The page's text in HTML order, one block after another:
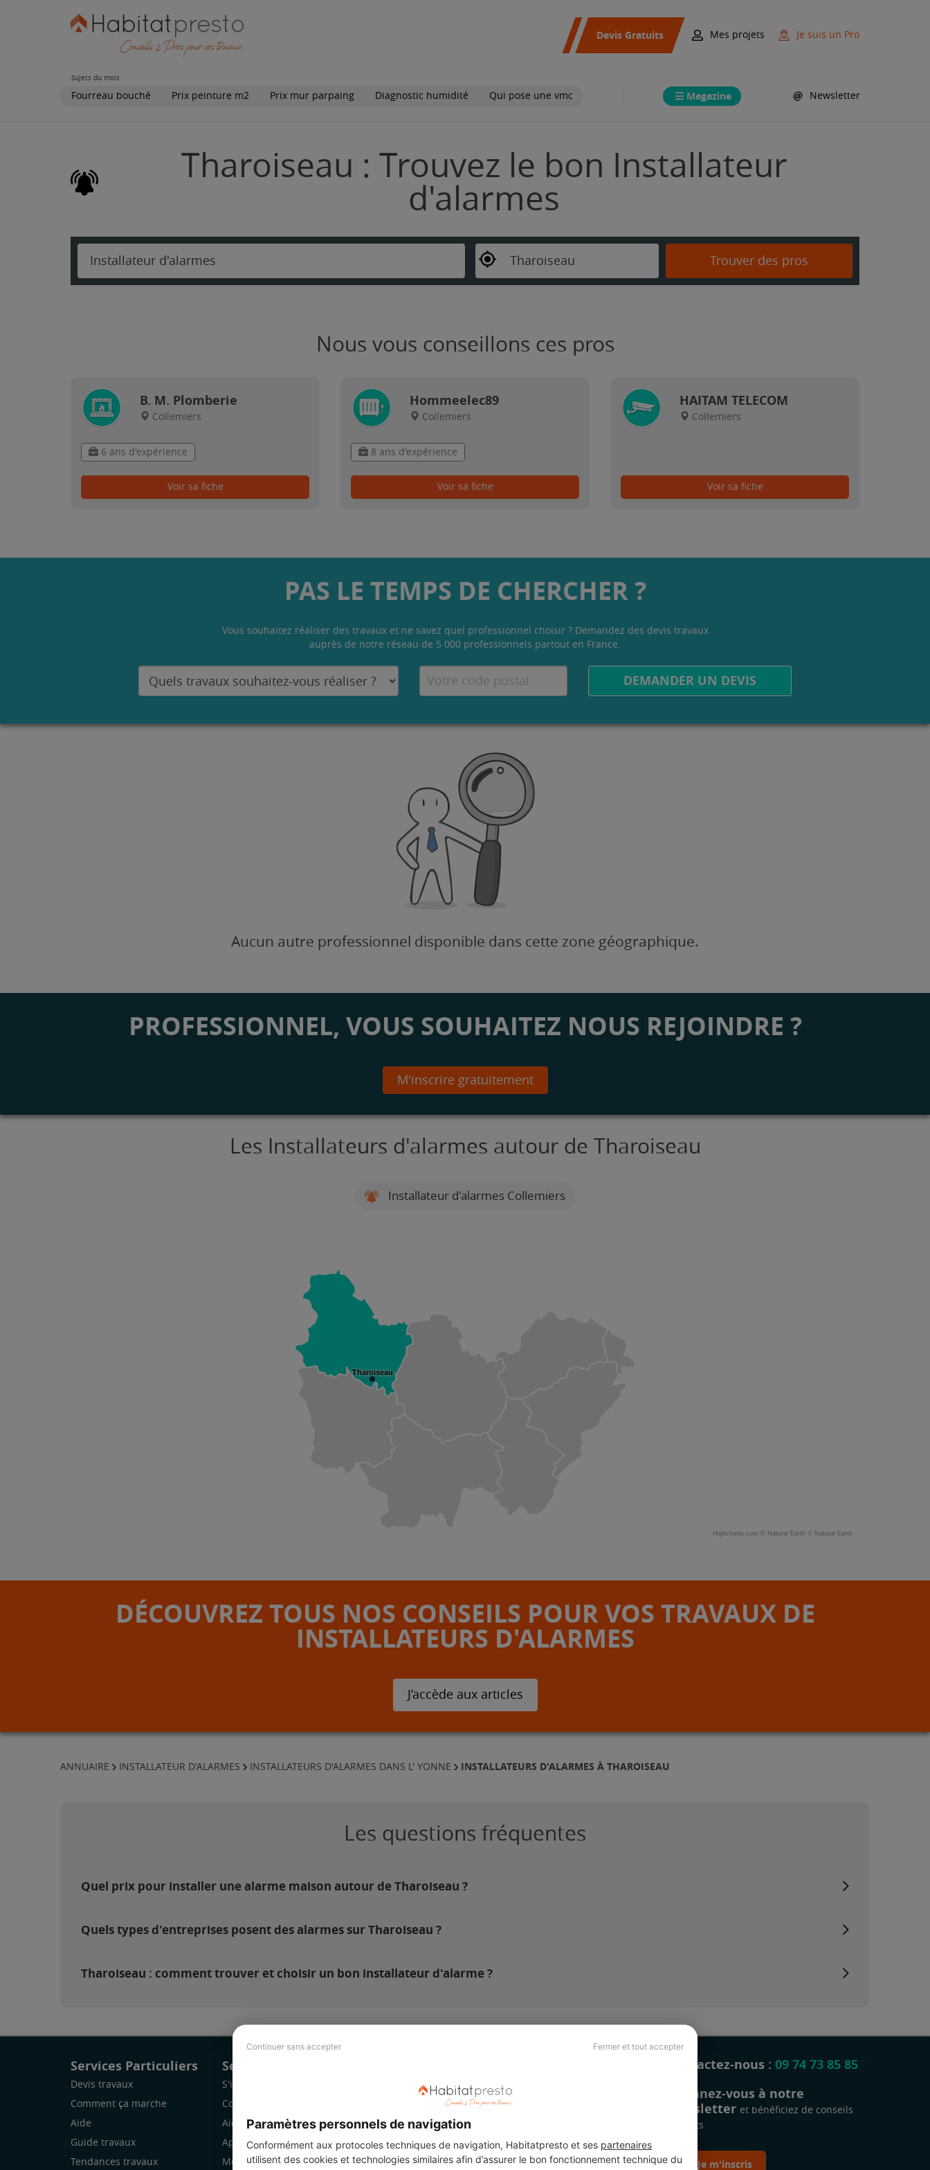
Continuer sans accepter Fermer et tout accepter
Paramètres personnels de navigation
Conformément aux protocoles techniques de navigation, Habitatpresto et ses partenaires
utilisent des cookies et technologies similaires afin d’assurer le bon fonctionnement technique du
Devis Gratuits Mes projets Je suis un Pro
Sujets du mois
Fourreau bouché Prix peinture m2 Prix mur parpaing Diagnostic humidité Qui pose une vmc Magazine Newsletter
Tharoiseau : Trouvez le bon Installateur
d'alarmes
Installateur d'alarmes Tharoiseau Trouver des pros
Nous vous conseillons ces pros
B. M. Plomberie
Collemiers
6 ans d'expérience
Voir sa fiche
Hommeelec89
Collemiers
8 ans d'expérience
Voir sa fiche
HAITAM TELECOM
Collemiers
Voir sa fiche
PAS LE TEMPS DE CHERCHER ?
Vous souhaitez réaliser des travaux et ne savez quel professionnel choisir ? Demandez des devis travaux
auprès de notre réseau de 5 000 professionnels partout en France.
DEMANDER UN DEVIS
Aucun autre professionnel disponible dans cette zone géographique.
PROFESSIONNEL, VOUS SOUHAITEZ NOUS REJOINDRE ?
M'inscrire gratuitement
Les Installateurs d'alarmes autour de Tharoiseau
Installateur d'alarmes Collemiers
Tharoiseau
Highcharts.com © Natural Earth © Natural Earth
DÉCOUVREZ TOUS NOS CONSEILS POUR VOS TRAVAUX DE
INSTALLATEURS D'ALARMES
J’accède aux articles
ANNUAIRE INSTALLATEUR D'ALARMES INSTALLATEURS D'ALARMES DANS L' YONNE INSTALLATEURS D'ALARMES À THAROISEAU
Les questions fréquentes
Quel prix pour installer une alarme maison autour de Tharoiseau ?
Quels types d'entreprises posent des alarmes sur Tharoiseau ?
Tharoiseau : comment trouver et choisir un bon installateur d'alarme ?
Services Particuliers
Devis travaux
Comment ça marche
Aide
Guide travaux
Tendances travaux
Services Pro
S'inscrire
Comment ça marche
Aide
Application Mobile
Mon espace
Revue de presse
Légal
Charte cookies
Contactez-nous : 09 74 73 85 85
Abonnez-vous à notre
newsletter et bénéficiez de conseils
gratuits
Je m'inscris